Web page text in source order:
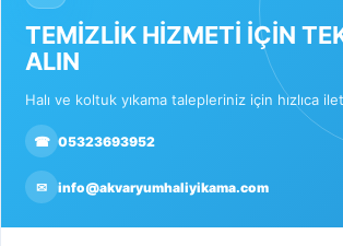
TEMIZLIK HIZMETI İÇIN
ALIN
Halı ve koltuk yıkama talepleriniz için hızlıca
☎ 05323693952
✉ info@akvaryumhaliyikama.com